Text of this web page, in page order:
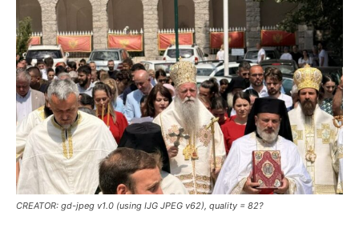
CREATOR: gd-jpeg v1.0 (using IJG JPEG v62), quality = 82?